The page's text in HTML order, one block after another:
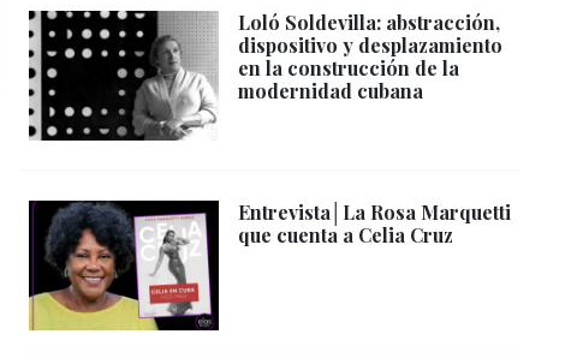
Loló Soldevilla: abstracción,
dispositivo y desplazamiento
en la construcción de la
modernidad cubana
Entrevista│La Rosa Marquetti
que cuenta a Celia Cruz